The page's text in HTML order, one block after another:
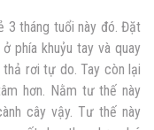
3 tháng tuổi này đó. Đặt
phía khuỷu tay và quay
rơi tự do. Tay còn lại
hơn. Nằm tư thế này
cây vậy. Tư thế này